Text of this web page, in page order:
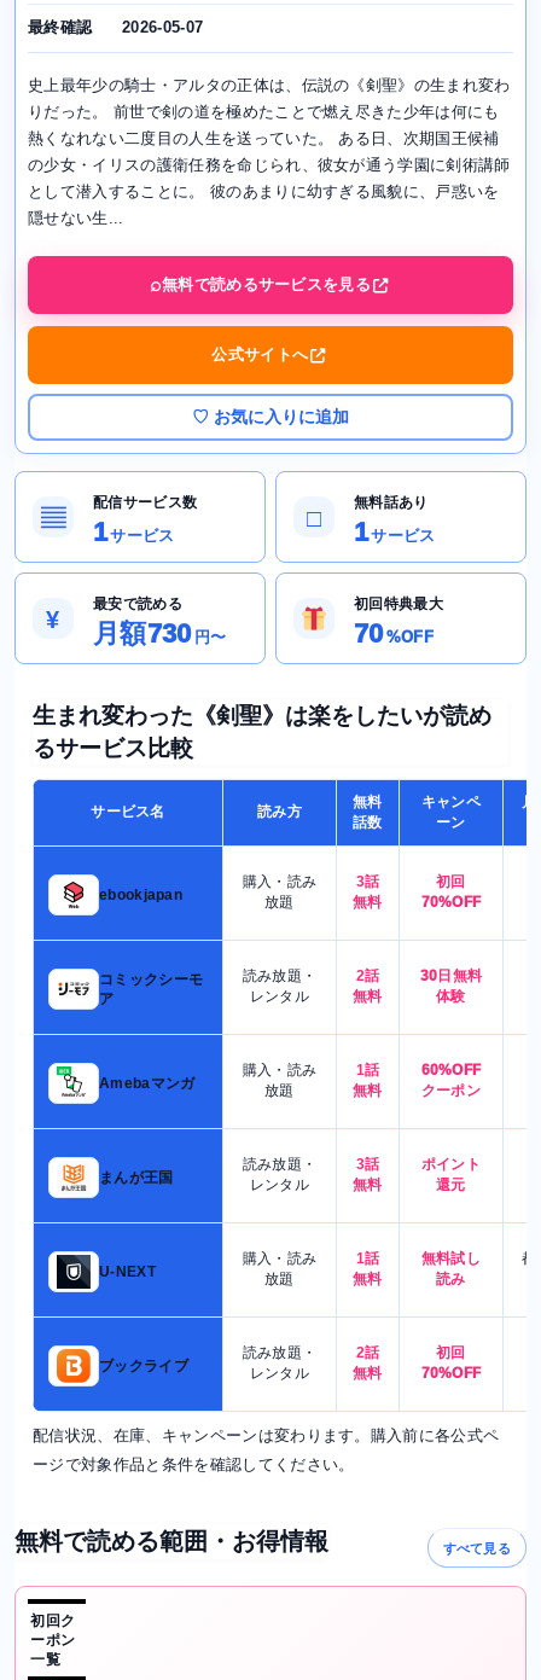
最終確認 2026-05-07
史上最年少の騎士・アルタの正体は、伝説の《剣聖》の生まれ変わ
りだった。 前世で剣の道を極めたことで燃え尽きた少年は何にも
熱くなれない二度目の人生を送っていた。 ある日、次期国王候補
の少女・イリスの護衛任務を命じられ、彼女が通う学園に剣術講師
として潜入することに。 彼のあまりに幼すぎる風貌に、戸惑いを
隠せない生...
無料で読めるサービスを見る
公式サイトへ
♡ お気に入りに追加
▤
配信サービス数
1サービス
□
無料話あり
1サービス
¥
最安で読める
月額730 円〜
初回特典最大
70%OFF
生まれ変わった《剣聖》は楽をしたいが読め
るサービス比較
サービス名 読み方
無料
話数
キャンペ
ーン
月
ebookjapan
購入・読み
放題
3話
無料
初回
70%OFF
コミックシーモ
ア
読み放題・
レンタル
2話
無料
30日無料
体験
Amebaマンガ
購入・読み
放題
1話
無料
60%OFF
クーポン
まんが王国
読み放題・
レンタル
3話
無料
ポイント
還元
U-NEXT
購入・読み
放題
1話
無料
無料試し
読み
都
ブックライブ
読み放題・
レンタル
2話
無料
初回
70%OFF
配信状況、在庫、キャンペーンは変わります。購入前に各公式ペ
ージで対象作品と条件を確認してください。
無料で読める範囲・お得情報 すべて見る
初回ク
ーポン
一覧